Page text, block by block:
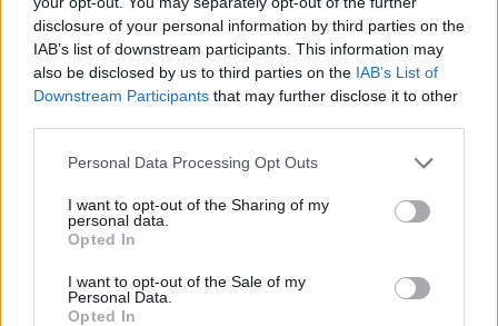
disclosure of your personal information by third parties on the
IAB’s list of downstream participants. This information may
also be disclosed by us to third parties on the IAB’s List of
Downstream Participants that may further disclose it to other
Personal Data Processing Opt Outs
I want to opt-out of the Sharing of my
personal data.
Opted In
I want to opt-out of the Sale of my
Personal Data.
Opted In
Προς τα μπλε τιμολόγια ηλεκτρικής ενέργειας κατευθύνεται ολοένα
και μεγαλύτερο μέρος των καταναλωτών. Σύμφωνα με τα πιο
πρόσφατα δεδομένα της Ρυθμιστικής Αρχής…